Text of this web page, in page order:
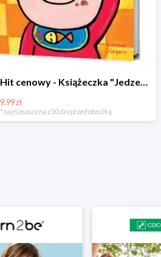
Hit cenowy - Książeczka "Jedzenie"
9.99 zł
*najniższa cena z 30 dni przed obniżką